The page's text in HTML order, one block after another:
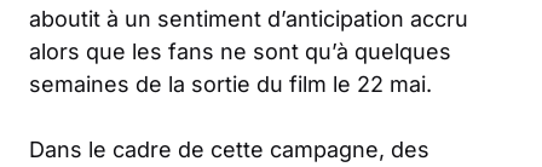
aboutit à un sentiment d’anticipation accru
alors que les fans ne sont qu’à quelques
semaines de la sortie du film le 22 mai.
Dans le cadre de cette campagne, des